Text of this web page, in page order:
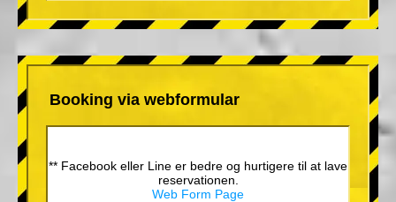
Booking via webformular
** Facebook eller Line er bedre og hurtigere til at lave
reservationen.
Web Form Page